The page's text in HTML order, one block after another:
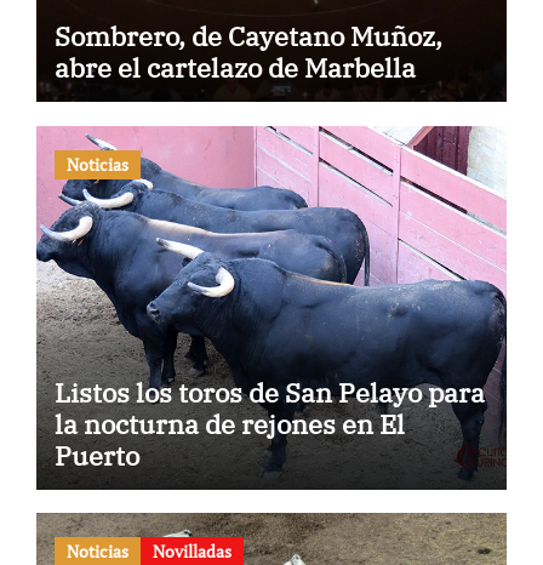
Sombrero, de Cayetano Muñoz,
abre el cartelazo de Marbella
Noticias
Listos los toros de San Pelayo para
la nocturna de rejones en El
Puerto
Noticias Novilladas